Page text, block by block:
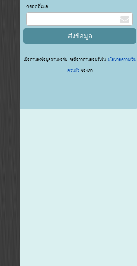
กรอกอีเมล
เมื่อท่านส่งข้อมูลผ่านฟอร์ม จะถือว่าท่านยอมรับในนโยบายความเป็น
ส่วนตัว ของเรา